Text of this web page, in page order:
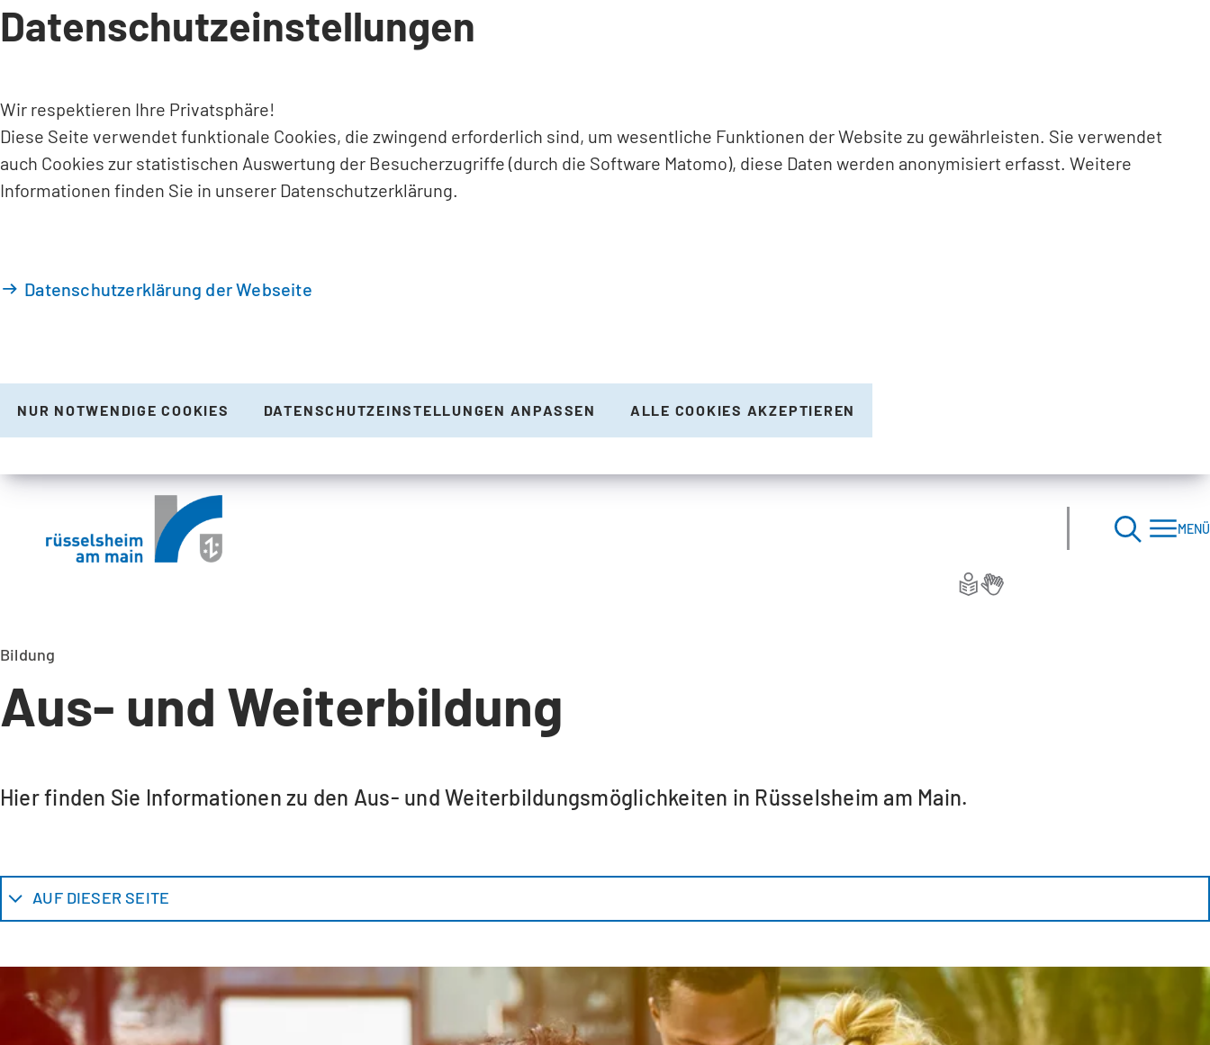
INHALT ANSPRINGEN
Datenschutzeinstellungen
Wir respektieren Ihre Privatsphäre!
Diese Seite verwendet funktionale Cookies, die zwingend erforderlich sind, um wesentliche Funktionen der Website zu gewährleisten. Sie verwendet
auch Cookies zur statistischen Auswertung der Besucherzugriffe (durch die Software Matomo), diese Daten werden anonymisiert erfasst. Weitere
Informationen finden Sie in unserer Datenschutzerklärung.
Datenschutzerklärung der Webseite
NUR NOTWENDIGE COOKIES DATENSCHUTZEINSTELLUNGEN ANPASSEN ALLE COOKIES AKZEPTIEREN
MENÜ
Bildung
Aus- und Weiterbildung
Hier finden Sie Informationen zu den Aus- und Weiterbildungsmöglichkeiten in Rüsselsheim am Main.
AUF DIESER SEITE